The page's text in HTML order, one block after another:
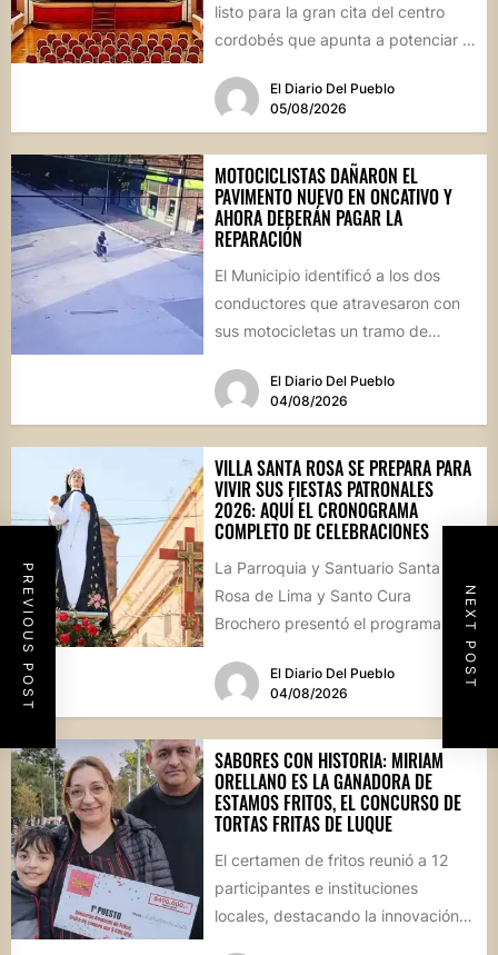
PREVIOUS POST NEXT POST
listo para la gran cita del centro
cordobés que apunta a potenciar el
El Diario Del Pueblo
05/08/2026
MOTOCICLISTAS DAÑARON EL
PAVIMENTO NUEVO EN ONCATIVO Y
AHORA DEBERÁN PAGAR LA
REPARACIÓN
El Municipio identificó a los dos
conductores que atravesaron con
sus motocicletas un tramo de
calle...
El Diario Del Pueblo
04/08/2026
VILLA SANTA ROSA SE PREPARA PARA
VIVIR SUS FIESTAS PATRONALES
2026: AQUÍ EL CRONOGRAMA
COMPLETO DE CELEBRACIONES
La Parroquia y Santuario Santa
Rosa de Lima y Santo Cura
Brochero presentó el programa
El Diario Del Pueblo
04/08/2026
SABORES CON HISTORIA: MIRIAM
ORELLANO ES LA GANADORA DE
ESTAMOS FRITOS, EL CONCURSO DE
TORTAS FRITAS DE LUQUE
El certamen de fritos reunió a 12
participantes e instituciones
locales, destacando la innovación